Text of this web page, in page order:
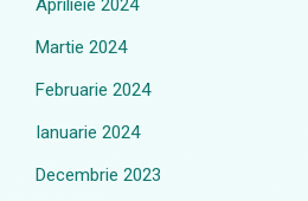
Aprilieie 2024
Martie 2024
Februarie 2024
Ianuarie 2024
Decembrie 2023